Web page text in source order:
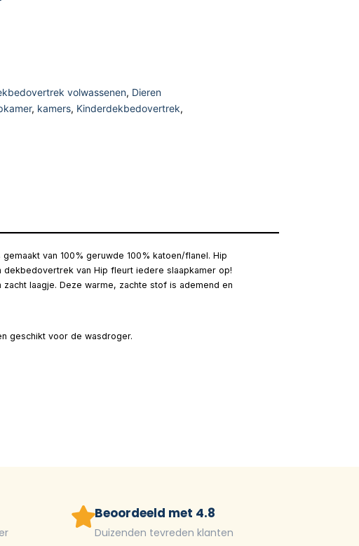
volwassenen, Dieren
, kamers, Kinderdekbedovertrek,
van 100% geruwde 100% katoen/flanel. Hip
van Hip fleurt iedere slaapkamer op!
laagje. Deze warme, zachte stof is ademend en
geschikt voor de wasdroger.
Beoordeeld met 4.8
Duizenden tevreden klanten